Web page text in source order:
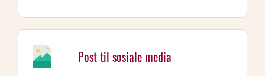
Post til sosiale media